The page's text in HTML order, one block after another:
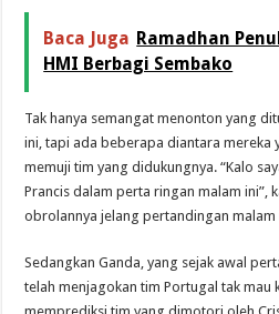
Baca Juga Ramadhan
HMI Berbagi Sembako
Tak hanya semangat menonton yang
ini, tapi ada beberapa diantara mereka
memuji tim yang didukungnya. “Kalo
Prancis dalam perta ringan malam ini”,
obrolannya jelang pertandingan malam
Sedangkan Ganda, yang sejak awal
telah menjagokan tim Portugal tak mau